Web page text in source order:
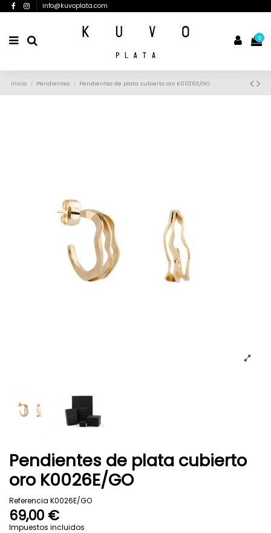
info@kuvoplata.com
0
Inicio Pendientes Pendientes de plata cubierto oro K0026E/GO
Pendientes de plata cubierto
oro K0026E/GO
Referencia K0026E/GO
69,00 €
Impuestos incluidos